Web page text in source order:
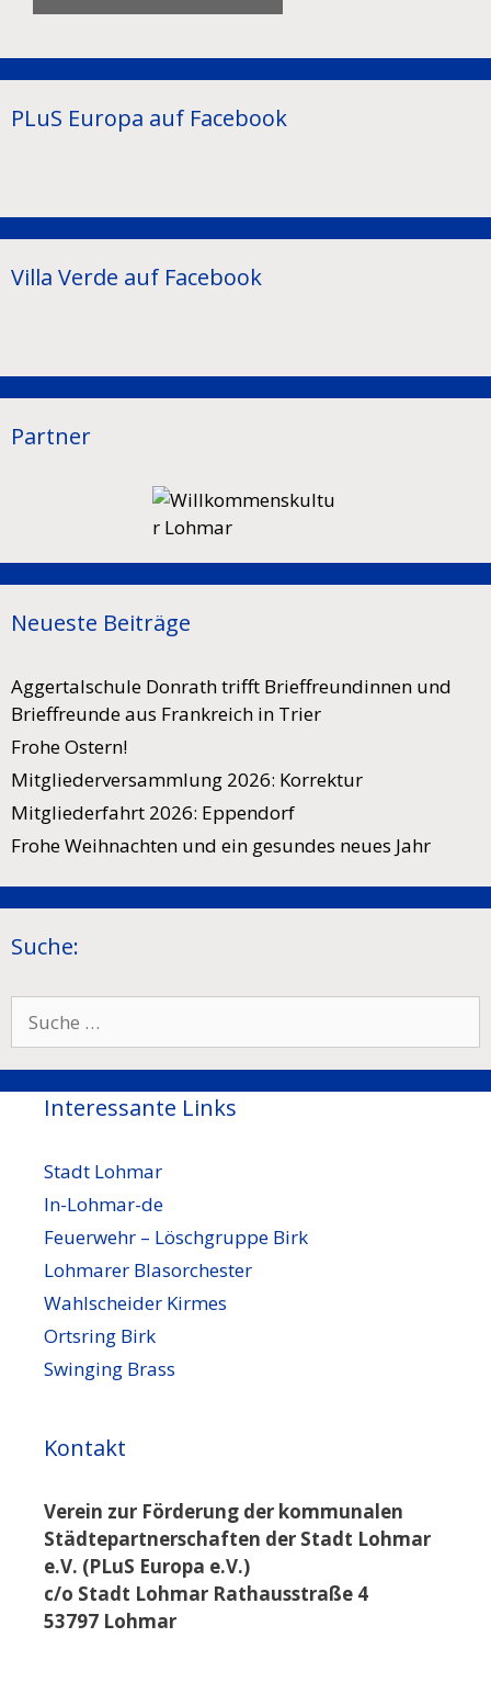
PLuS Europa auf Facebook
Villa Verde auf Facebook
Partner
Neueste Beiträge
Aggertalschule Donrath trifft Brieffreundinnen und
Brieffreunde aus Frankreich in Trier
Frohe Ostern!
Mitgliederversammlung 2026: Korrektur
Mitgliederfahrt 2026: Eppendorf
Frohe Weihnachten und ein gesundes neues Jahr
Suche:
nach:
Interessante Links
Stadt Lohmar
In-Lohmar-de
Feuerwehr – Löschgruppe Birk
Lohmarer Blasorchester
Wahlscheider Kirmes
Ortsring Birk
Swinging Brass
Kontakt
Verein zur Förderung der kommunalen
Städtepartnerschaften der Stadt Lohmar
e.V. (PLuS Europa e.V.)
c/o Stadt Lohmar Rathausstraße 4
53797 Lohmar